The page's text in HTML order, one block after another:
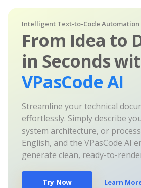
Intelligent Text-to-Code Automation
From Idea to
in Seconds
VPasCode AI
Streamline your technical
effortlessly. Simply describe
system architecture, or
English, and the VPasCode AI
generate clean, ready-to-
Try Now Learn